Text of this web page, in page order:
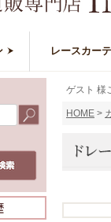
レースカー
ゲスト 様
HOME